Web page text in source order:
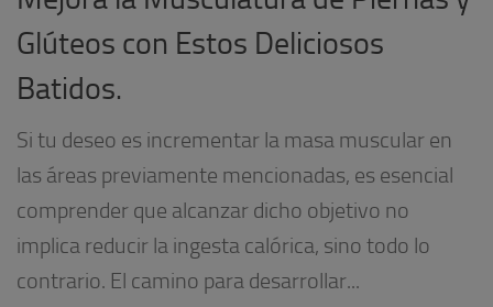
Glúteos con Estos Deliciosos
Batidos.
Si tu deseo es incrementar la masa muscular en
las áreas previamente mencionadas, es esencial
comprender que alcanzar dicho objetivo no
implica reducir la ingesta calórica, sino todo lo
contrario. El camino para desarrollar...